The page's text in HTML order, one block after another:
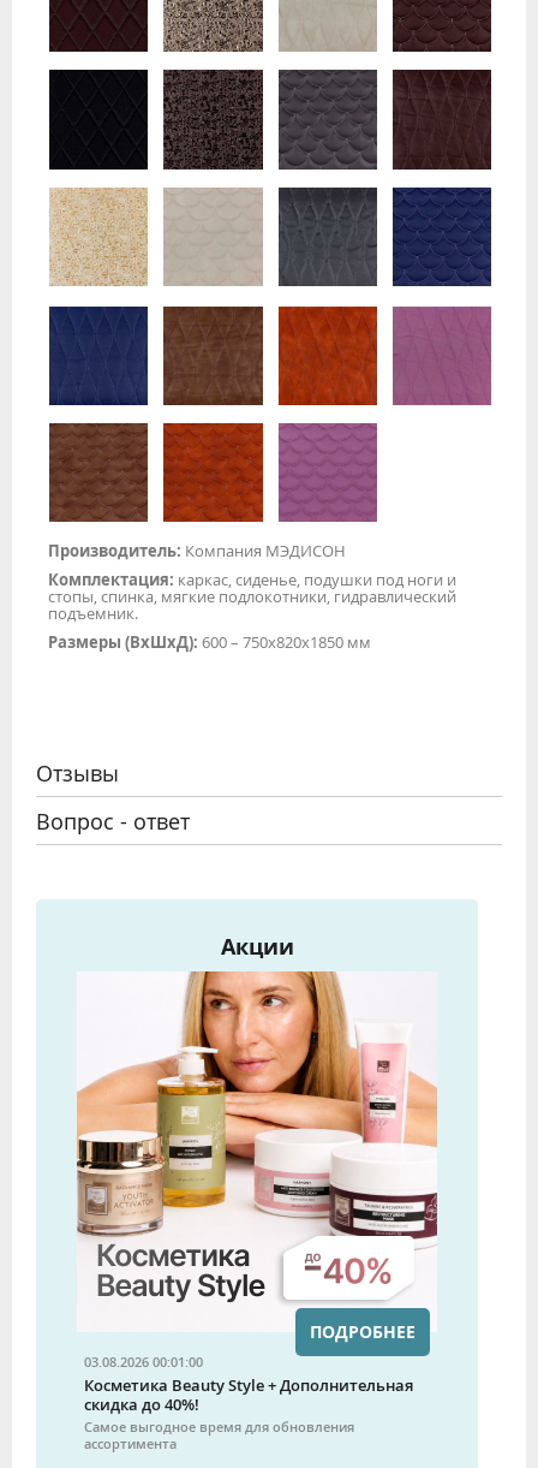
Производитель: Компания МЭДИСОН
Комплектация: каркас, сиденье, подушки под ноги и
стопы, спинка, мягкие подлокотники, гидравлический
подъемник.
Размеры (ВхШхД): 600 – 750х820х1850 мм
Отзывы
Вопрос - ответ
Акции
03.08.2026 00:01:00
Косметика Beauty Style + Дополнительная
скидка до 40%!
Самое выгодное время для обновления
ассортимента
ПОДРОБНЕЕ